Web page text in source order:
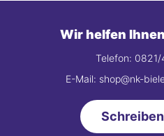
Wir helfen
Telefon:
E-Mail: shop@nk-